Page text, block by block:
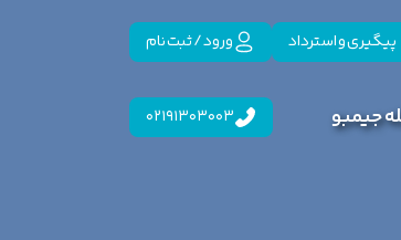
پیگیری و استرداد ورود / ثبت نام
جیمبو 02191303003